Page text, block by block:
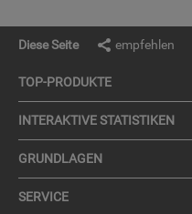
Diese Seite empfehlen
TOP-PRO­DUK­TE
IN­TER­AK­TI­VE STA­TIS­TI­KEN
GRUND­LA­GEN
SER­VICE